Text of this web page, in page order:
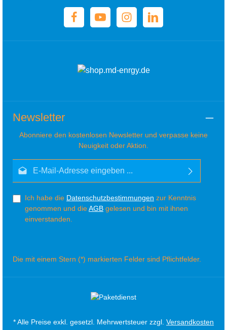
Newsletter
Abonniere den kostenlosen Newsletter und verpasse keine
Neuigkeit oder Aktion.
Ich habe die Datenschutzbestimmungen zur Kenntnis
genommen und dieAGB gelesen und bin mit ihnen
einverstanden.
Die mit einem Stern (*) markierten Felder sind Pflichtfelder.
* Alle Preise exkl. gesetzl. Mehrwertsteuer zzgl. Versandkosten